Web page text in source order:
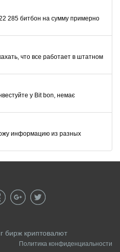
285 битбон на сумму примерно
что все работает в штатном
у Bit bon, немає
информацию из разных
бирж криптовалют
Политика конфиденциальности